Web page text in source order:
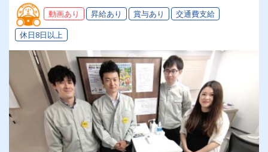
動画あり 昇給あり 賞与あり
交通費支給
休日8日以上